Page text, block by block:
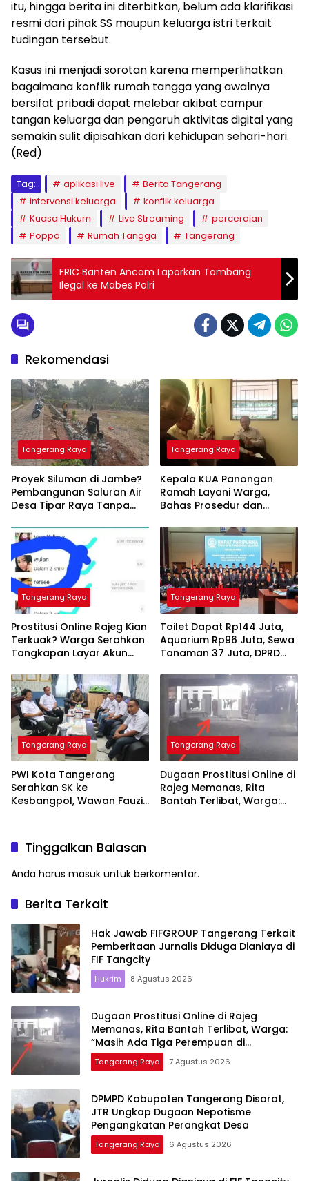
itu, hingga berita ini diterbitkan, belum ada klarifikasi
resmi dari pihak SS maupun keluarga istri terkait
tudingan tersebut.
Kasus ini menjadi sorotan karena memperlihatkan
bagaimana konflik rumah tangga yang awalnya
bersifat pribadi dapat melebar akibat campur
tangan keluarga dan pengaruh aktivitas digital yang
semakin sulit dipisahkan dari kehidupan sehari-hari.
(Red)
Tag: aplikasi live
Berita Tangerang
intervensi keluarga
konflik keluarga
Kuasa Hukum
Live Streaming
perceraian
Poppo
Rumah Tangga Tangerang
FRIC Banten Ancam Laporkan Tambang
Ilegal ke Mabes Polri
Rekomendasi
Tangerang Raya
Proyek Siluman di Jambe?
Pembangunan Saluran Air
Desa Tipar Raya Tanpa
Tangerang Raya
Kepala KUA Panongan
Ramah Layani Warga,
Bahas Prosedur dan
Tangerang Raya
Prostitusi Online Rajeg Kian
Terkuak? Warga Serahkan
Tangkapan Layar Akun
Perempuan yang
Membantah
Tangerang Raya
Toilet Dapat Rp144 Juta,
Aquarium Rp96 Juta, Sewa
Tanaman 37 Juta, DPRD
Kantor?
Tangerang Raya
PWI Kota Tangerang
Serahkan SK ke
Kesbangpol, Wawan Fauzi:
Fatal
Tangerang Raya
Dugaan Prostitusi Online di
Rajeg Memanas, Rita
Bantah Terlibat, Warga:
Tinggalkan Balasan
Anda harus masuk untuk berkomentar.
Berita Terkait
Hak Jawab FIFGROUP Tangerang Terkait
Pemberitaan Jurnalis Diduga Dianiaya di
FIF Tangcity
Hukrim 8 Agustus 2026
Dugaan Prostitusi Online di Rajeg
Memanas, Rita Bantah Terlibat, Warga:
“Masih Ada Tiga Perempuan di
Kontrakan Itu”
Tangerang Raya 7 Agustus 2026
DPMPD Kabupaten Tangerang Disorot,
JTR Ungkap Dugaan Nepotisme
Pengangkatan Perangkat Desa
Tangerang Raya 6 Agustus 2026